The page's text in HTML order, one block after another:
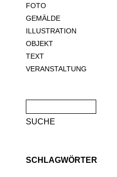
FOTO
GEMÄLDE
ILLUSTRATION
OBJEKT
TEXT
VERANSTALTUNG
nach:
SCHLAGWÖRTER